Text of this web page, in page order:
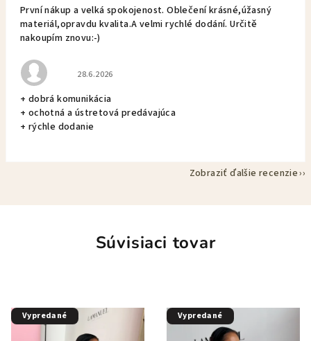
První nákup a velká spokojenost. Oblečení krásné,úžasný
materiál,opravdu kvalita.A velmi rychlé dodání. Určitě
nakoupím znovu:-)
Hodnotenie obchodu je 5 z 5 hviezdičiek.
28.6.2026
+ dobrá komunikácia
+ ochotná a ústretová predávajúca
+ rýchle dodanie
Zobraziť ďalšie recenzie
Súvisiaci tovar
Vypredané Vypredané